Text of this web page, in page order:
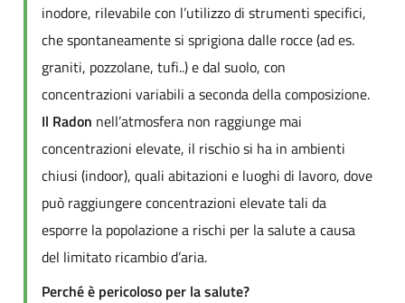
inodore, rilevabile con l’utilizzo di strumenti specifici,
che spontaneamente si sprigiona dalle rocce (ad es.
graniti, pozzolane, tufi..) e dal suolo, con
concentrazioni variabili a seconda della composizione.
Il Radon nell’atmosfera non raggiunge mai
concentrazioni elevate, il rischio si ha in ambienti
chiusi (indoor), quali abitazioni e luoghi di lavoro, dove
può raggiungere concentrazioni elevate tali da
esporre la popolazione a rischi per la salute a causa
del limitato ricambio d’aria.
Perché è pericoloso per la salute?